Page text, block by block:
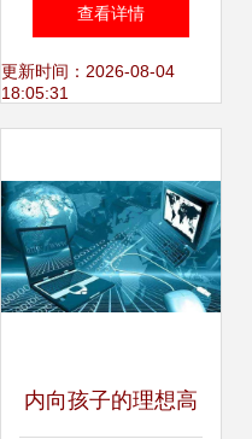
际首创，引领计算
查看详情
更新时间：2026-08-04
18:05:31
内向孩子的理想高